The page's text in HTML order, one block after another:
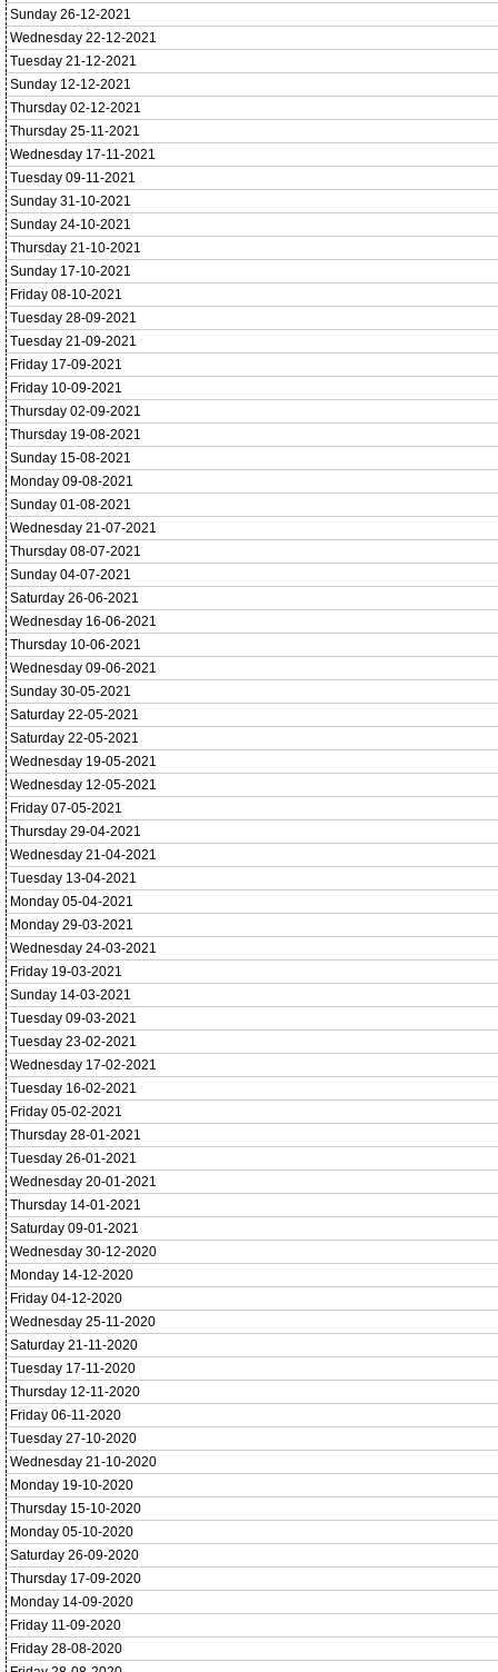
Sunday 26-12-2021
Wednesday 22-12-2021
Tuesday 21-12-2021
Sunday 12-12-2021
Thursday 02-12-2021
Thursday 25-11-2021
Wednesday 17-11-2021
Tuesday 09-11-2021
Sunday 31-10-2021
Sunday 24-10-2021
Thursday 21-10-2021
Sunday 17-10-2021
Friday 08-10-2021
Tuesday 28-09-2021
Tuesday 21-09-2021
Friday 17-09-2021
Friday 10-09-2021
Thursday 02-09-2021
Thursday 19-08-2021
Sunday 15-08-2021
Monday 09-08-2021
Sunday 01-08-2021
Wednesday 21-07-2021
Thursday 08-07-2021
Sunday 04-07-2021
Saturday 26-06-2021
Wednesday 16-06-2021
Thursday 10-06-2021
Wednesday 09-06-2021
Sunday 30-05-2021
Saturday 22-05-2021
Saturday 22-05-2021
Wednesday 19-05-2021
Wednesday 12-05-2021
Friday 07-05-2021
Thursday 29-04-2021
Wednesday 21-04-2021
Tuesday 13-04-2021
Monday 05-04-2021
Monday 29-03-2021
Wednesday 24-03-2021
Friday 19-03-2021
Sunday 14-03-2021
Tuesday 09-03-2021
Tuesday 23-02-2021
Wednesday 17-02-2021
Tuesday 16-02-2021
Friday 05-02-2021
Thursday 28-01-2021
Tuesday 26-01-2021
Wednesday 20-01-2021
Thursday 14-01-2021
Saturday 09-01-2021
Wednesday 30-12-2020
Monday 14-12-2020
Friday 04-12-2020
Wednesday 25-11-2020
Saturday 21-11-2020
Tuesday 17-11-2020
Thursday 12-11-2020
Friday 06-11-2020
Tuesday 27-10-2020
Wednesday 21-10-2020
Monday 19-10-2020
Thursday 15-10-2020
Monday 05-10-2020
Saturday 26-09-2020
Thursday 17-09-2020
Monday 14-09-2020
Friday 11-09-2020
Friday 28-08-2020